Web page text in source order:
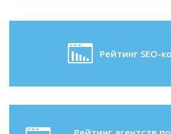
Рейтинг SEO-